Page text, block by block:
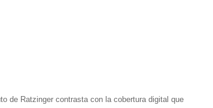
de Ratzinger contrasta con la cobertura digital que